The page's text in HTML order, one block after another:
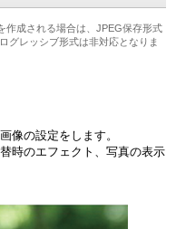
成される場合は、JPEG保存形式
グレッシブ形式は非対応となりま
像の設定をします。
時のエフェクト、写真の表示